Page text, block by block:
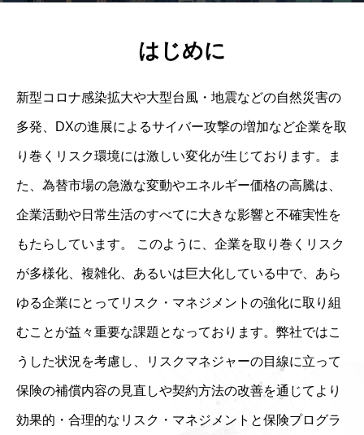
はじめに
新型コロナ感染拡大や大型台風・地震などの自然災害の
多発、DXの進展によるサイバー攻撃の増加など企業を取
り巻くリスク環境には激しい変化が生じております。ま
た、為替市場の急激な変動やエネルギー価格の高騰は、
企業活動や日常生活のすべてに大きな影響と不確実性を
もたらしています。 このように、企業を取り巻くリスク
が多様化、複雑化、あるいは巨大化している中で、あら
ゆる企業にとってリスク・マネジメントの強化に取り組
むことが益々重要な課題となっております。弊社ではこ
うした状況を考慮し、リスクマネジャーの目線に立って
保険の補償内容の見直しや契約方法の改善を通じてより
効果的・合理的なリスク・マネジメントと保険プログラ